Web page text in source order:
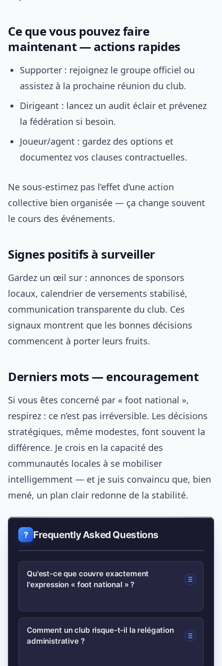
Ce que vous pouvez faire
maintenant — actions rapides
Supporter : rejoignez le groupe officiel ou
assistez à la prochaine réunion du club.
Dirigeant : lancez un audit éclair et prévenez
la fédération si besoin.
Joueur/agent : gardez des options et
documentez vos clauses contractuelles.
Ne sous-estimez pas l’effet d’une action
collective bien organisée — ça change souvent
le cours des événements.
Signes positifs à surveiller
Gardez un œil sur : annonces de sponsors
locaux, calendrier de versements stabilisé,
communication transparente du club. Ces
signaux montrent que les bonnes décisions
commencent à porter leurs fruits.
Derniers mots — encouragement
Si vous êtes concerné par « foot national »,
respirez : ce n’est pas irréversible. Les décisions
stratégiques, même modestes, font souvent la
différence. Je crois en la capacité des
communautés locales à se mobiliser
intelligemment — et je suis convaincu que, bien
mené, un plan clair redonne de la stabilité.
Frequently Asked Questions
Qu'est-ce que couvre exactement
l'expression « foot national » ?
« Foot national » désigne souvent le
Championnat National et l’actualité qui
Comment un club risque-t-il la relégation
administrative ?